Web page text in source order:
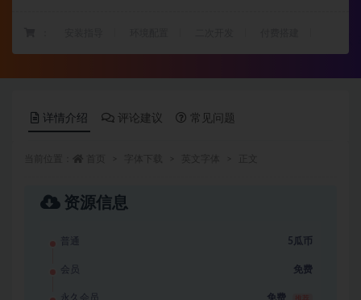
详情介绍 评论建议 常见问题
资源信息
普通 5瓜币
会员 免费
永久会员 免费